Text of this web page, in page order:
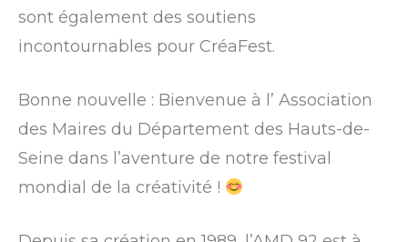
sont également des soutiens
incontournables pour CréaFest.
Bonne nouvelle : Bienvenue à l’ Association
des Maires du Département des Hauts-de-
Seine dans l’aventure de notre festival
mondial de la créativité !